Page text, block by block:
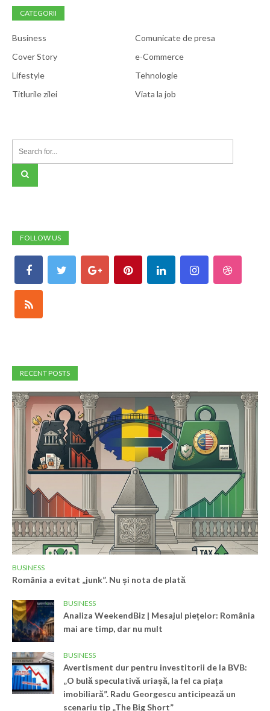
CATEGORII
Business
Comunicate de presa
Cover Story
e-Commerce
Lifestyle
Tehnologie
Titlurile zilei
Viata la job
FOLLOW US
RECENT POSTS
BUSINESS
România a evitat „junk”. Nu și nota de plată
BUSINESS
Analiza WeekendBiz | Mesajul piețelor: România
mai are timp, dar nu mult
BUSINESS
Avertisment dur pentru investitorii de la BVB:
„O bulă speculativă uriașă, la fel ca piața
imobiliară”. Radu Georgescu anticipează un
scenariu tip „The Big Short”